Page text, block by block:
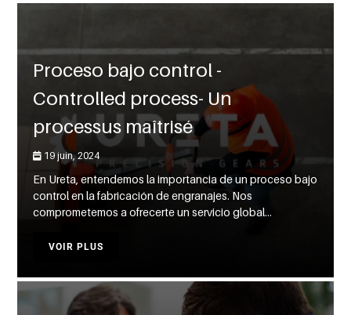
Proceso bajo control -
Controlled process- Un
processus maîtrisé
19 juin, 2024
En Ureta, entendemos la importancia de un proceso bajo
control en la fabricación de engranajes. Nos
comprometemos a ofrecerte un servicio global...
VOIR PLUS